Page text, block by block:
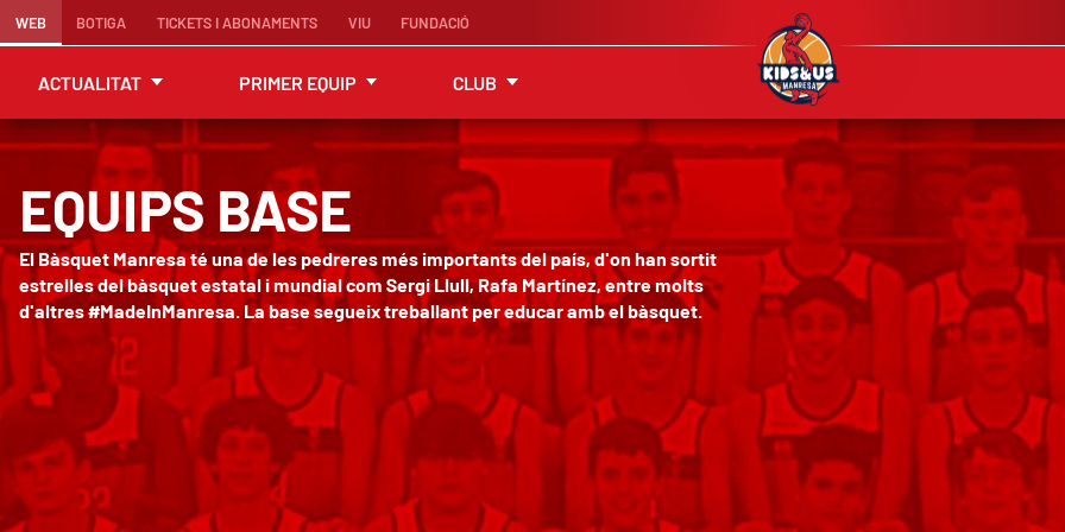
WEB BOTIGA TICKETS I ABONAMENTS VIU FUNDACIÓ
ACTUALITAT PRIMER EQUIP CLUB
EQUIPS BASE
El Bàsquet Manresa té una de les pedreres més importants del país, d'on han sortit
estrelles del bàsquet estatal i mundial com Sergi Llull, Rafa Martínez, entre molts
d'altres #MadeInManresa. La base segueix treballant per educar amb el bàsquet.